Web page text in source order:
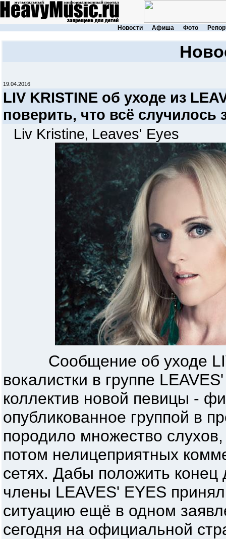
Новости Афиша Фото
19.04.2016
LIV KRISTINE об уходе из
поверить, что всё случилось
Liv Kristine, Leaves' Eyes
Сообщение об уходе LIV
вокалистки в группе
коллектив новой певицы -
опубликованное группой в
породило множество
потом нелицеприятных
сетях. Дабы положить
члены LEAVES' EYES
ситуацию ещё в одном
сегодня на официальной